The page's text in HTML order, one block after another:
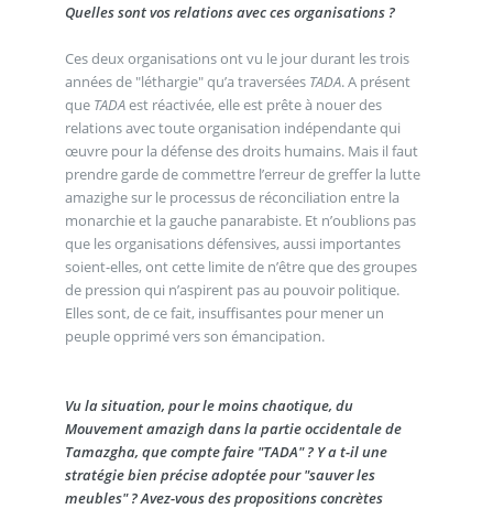
Quelles sont vos relations avec ces organisations ?
Ces deux organisations ont vu le jour durant les trois
années de "léthargie" qu’a traversées TADA. A présent
que TADAest réactivée, elle est prête à nouer des
relations avec toute organisation indépendante qui
œuvre pour la défense des droits humains. Mais il faut
prendre garde de commettre l’erreur de greffer la lutte
amazighe sur le processus de réconciliation entre la
monarchie et la gauche panarabiste. Et n’oublions pas
que les organisations défensives, aussi importantes
soient-elles, ont cette limite de n’être que des groupes
de pression qui n’aspirent pas au pouvoir politique.
Elles sont, de ce fait, insuffisantes pour mener un
peuple opprimé vers son émancipation.
Vu la situation, pour le moins chaotique, du
Mouvement amazigh dans la partie occidentale de
Tamazgha, que compte faire "TADA" ? Y a t-il une
stratégie bien précise adoptée pour "sauver les
meubles" ? Avez-vous des propositions concrètes